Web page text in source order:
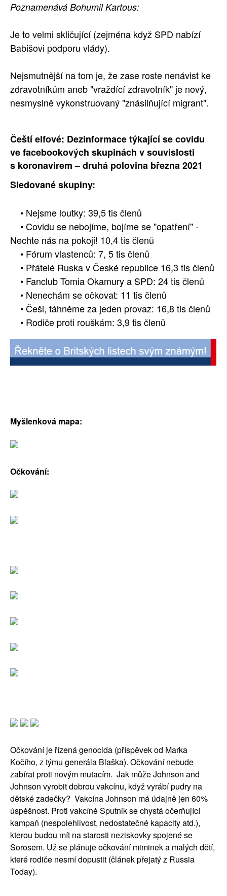
Poznamenává Bohumil Kartous:
Je to velmi skličující (zejména když SPD nabízí
Babišovi podporu vlády).
Nejsmutnější na tom je, že zase roste nenávist ke
zdravotníkům aneb "vraždící zdravotník" je nový,
nesmyslně vykonstruovaný "znásilňující migrant".
Čeští elfové: Dezinformace týkající se covidu
ve facebookových skupinách v souvislosti
s koronavirem – druhá polovina března 2021
Sledované skupiny:
• Nejsme loutky: 39,5 tis členů
• Covidu se nebojíme, bojíme se "opatření" -
Nechte nás na pokoji! 10,4 tis členů
• Fórum vlastenců: 7, 5 tis členů
• Přátelé Ruska v České republice 16,3 tis členů
• Fanclub Tomia Okamury a SPD: 24 tis členů
• Nenechám se očkovat: 11 tis členů
• Češi, táhněme za jeden provaz: 16,8 tis členů
• Rodiče proti rouškám: 3,9 tis členů
Myšlenková mapa:
Očkování:
Očkování je řízená genocida (příspěvek od Marka
Kočího, z týmu generála Blaška). Očkování nebude
zabírat proti novým mutacím. Jak může Johnson and
Johnson vyrobit dobrou vakcínu, když vyrábí pudry na
dětské zadečky? Vakcína Johnson má údajně jen 60%
úspěšnost. Proti vakcíně Sputnik se chystá očerňující
kampaň (nespolehlivost, nedostatečné kapacity atd.),
kterou budou mít na starosti neziskovky spojené se
Sorosem. Už se plánuje očkování miminek a malých dětí,
které rodiče nesmí dopustit (článek přejatý z Russia
Today).